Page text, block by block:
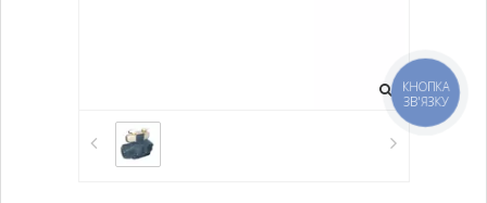
КНОПКА
ЗВ'ЯЗКУ